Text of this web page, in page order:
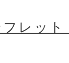
フレッ